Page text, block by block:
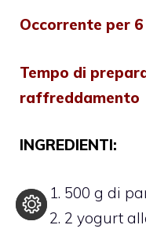
Occorrente per
Tempo di
raffreddamento
INGREDIENTI:
500 g di
2 yogurt